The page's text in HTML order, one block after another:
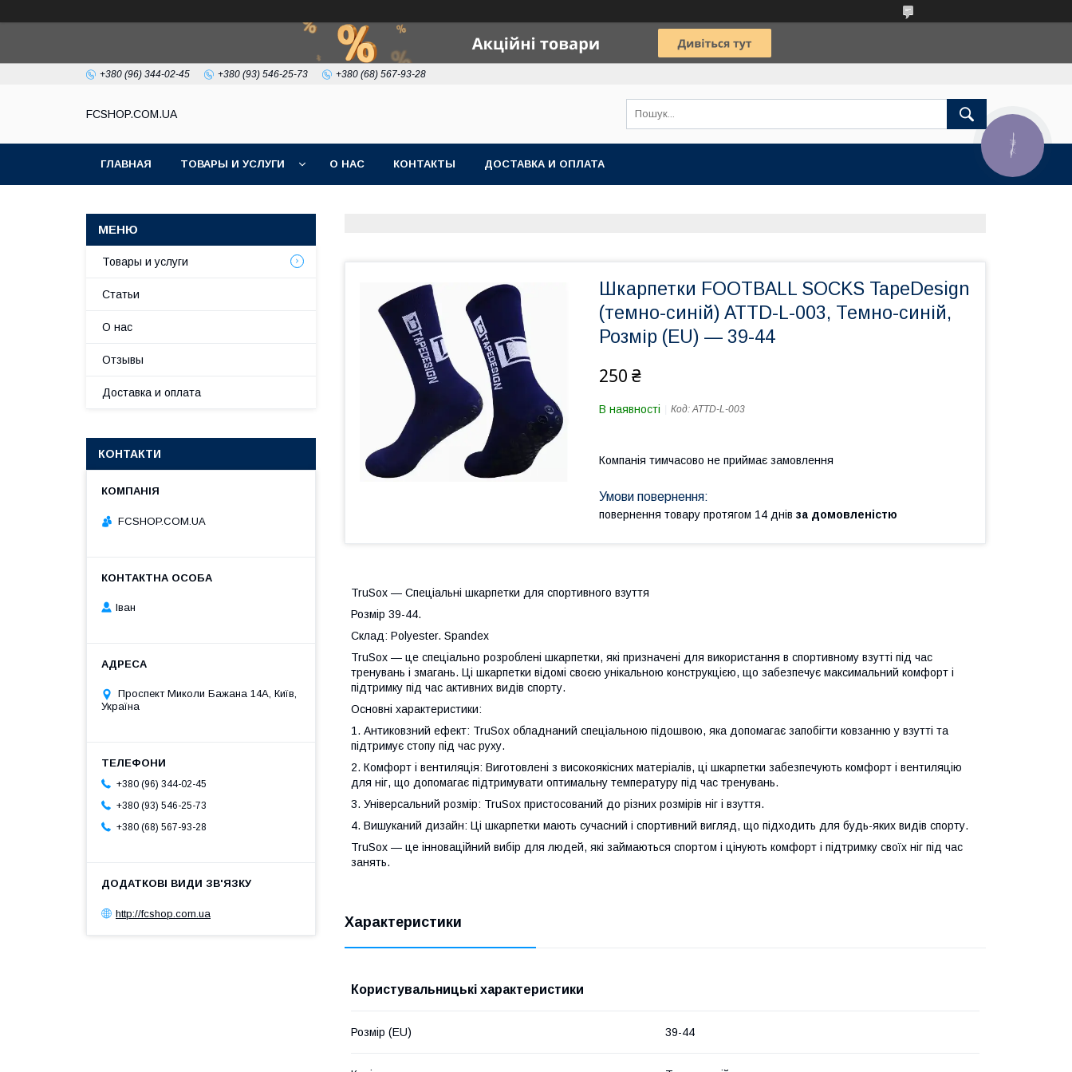
+380 (96) 344-02-45 +380 (93) 546-25-73 +380 (68) 567-93-28
FCSHOP.COM.UA
ГЛАВНАЯ ТОВАРЫ И УСЛУГИ О НАС КОНТАКТЫ ДОСТАВКА И ОПЛАТА
Шкарпетки FOOTBALL SOCKS TapeDesign
(темно-синій) ATTD-L-003, Темно-синій,
Розмір (EU) — 39-44
250 ₴
В наявності Код:ATTD-L-003
Компанія тимчасово не приймає замовлення
повернення товару протягом 14 днів за домовленістю
TruSox — Спеціальні шкарпетки для спортивного взуття
Розмір 39-44.
Склад: Polyester. Spandex
TruSox — це спеціально розроблені шкарпетки, які призначені для використання в спортивному взутті під час
тренувань і змагань. Ці шкарпетки відомі своєю унікальною конструкцією, що забезпечує максимальний комфорт і
підтримку під час активних видів спорту.
Основні характеристики:
1. Антиковзний ефект: TruSox обладнаний спеціальною підошвою, яка допомагає запобігти ковзанню у взутті та
підтримує стопу під час руху.
2. Комфорт і вентиляція: Виготовлені з високоякісних матеріалів, ці шкарпетки забезпечують комфорт і вентиляцію
для ніг, що допомагає підтримувати оптимальну температуру під час тренувань.
3. Універсальний розмір: TruSox пристосований до різних розмірів ніг і взуття.
4. Вишуканий дизайн: Ці шкарпетки мають сучасний і спортивний вигляд, що підходить для будь-яких видів спорту.
TruSox — це інноваційний вибір для людей, які займаються спортом і цінують комфорт і підтримку своїх ніг під час
занять.
Характеристики
Користувальницькі характеристики
Розмір (EU) 39-44
Товары и услуги
Статьи
О нас
Отзывы
Доставка и оплата
КОНТАКТИ
FCSHOP.COM.UA
Іван
Проспект Миколи Бажана 14А, Київ,
Україна
+380 (96) 344-02-45
+380 (93) 546-25-73
+380 (68) 567-93-28
http://fcshop.com.ua
КНОПКА
ЗВ'ЯЗКУ